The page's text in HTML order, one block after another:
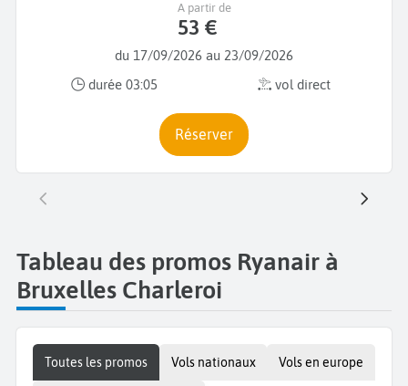
du 17/09/2026 au 23/09/2026
durée 03:05
vol direct
A partir de
53 €
Réserver
Tableau des promos Ryanair à
Bruxelles Charleroi
Toutes les promos Vols nationaux Vols en europe